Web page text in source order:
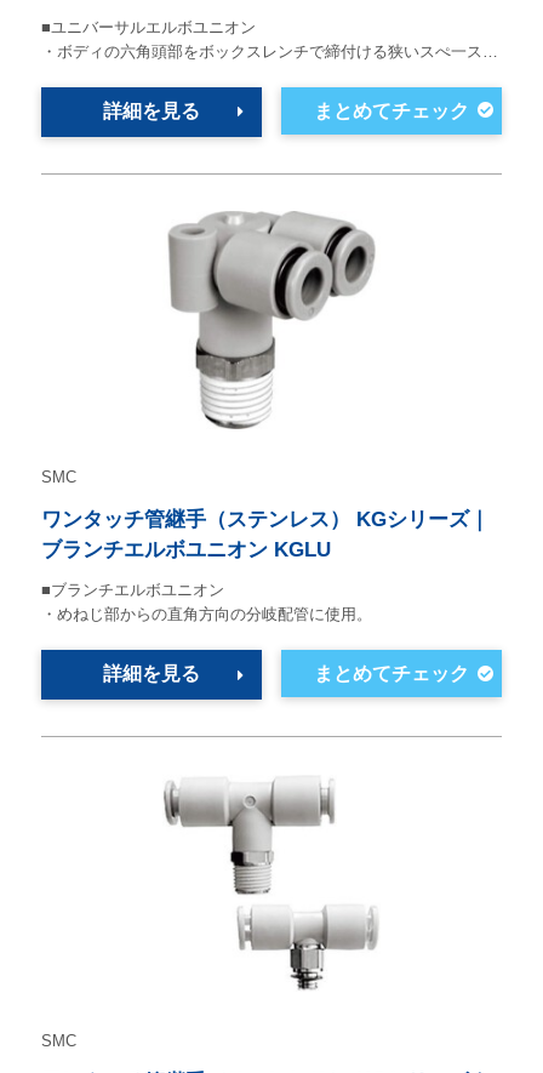
■ユニバーサルエルボユニオン
・ボディの六角頭部をボックスレンチで締付ける狭いスぺ一ス…
詳細を見る
SMC
ワンタッチ管継手（ステンレス） KGシリーズ｜
ブランチエルボユニオン KGLU
■ブランチエルボユニオン
・めねじ部からの直角方向の分岐配管に使用。
詳細を見る
SMC